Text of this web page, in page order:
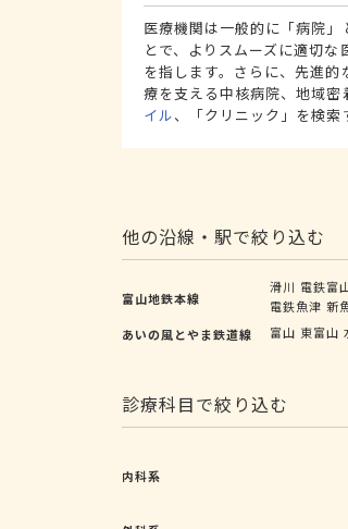
医療機関は一般的に「病院
とで、よりスムーズに適切
を指します。さらに、先進
療を支える中核病院、地域密
イル、「クリニック」を検索
他の沿線・駅で絞り込む
富山地鉄本線
滑川 電鉄富
電鉄魚津 新
あいの風とやま鉄道線
富山 東富山
診療科目で絞り込む
内科系